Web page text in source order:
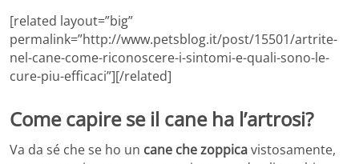
[related layout=”big”
permalink=”http://www.petsblog.it/post/15501/artrite-
nel-cane-come-riconoscere-i-sintomi-e-quali-sono-le-
cure-piu-efficaci”][/related]
Come capire se il cane ha l’artrosi?
Va da sé che se ho un cane che zoppicavistosamente,